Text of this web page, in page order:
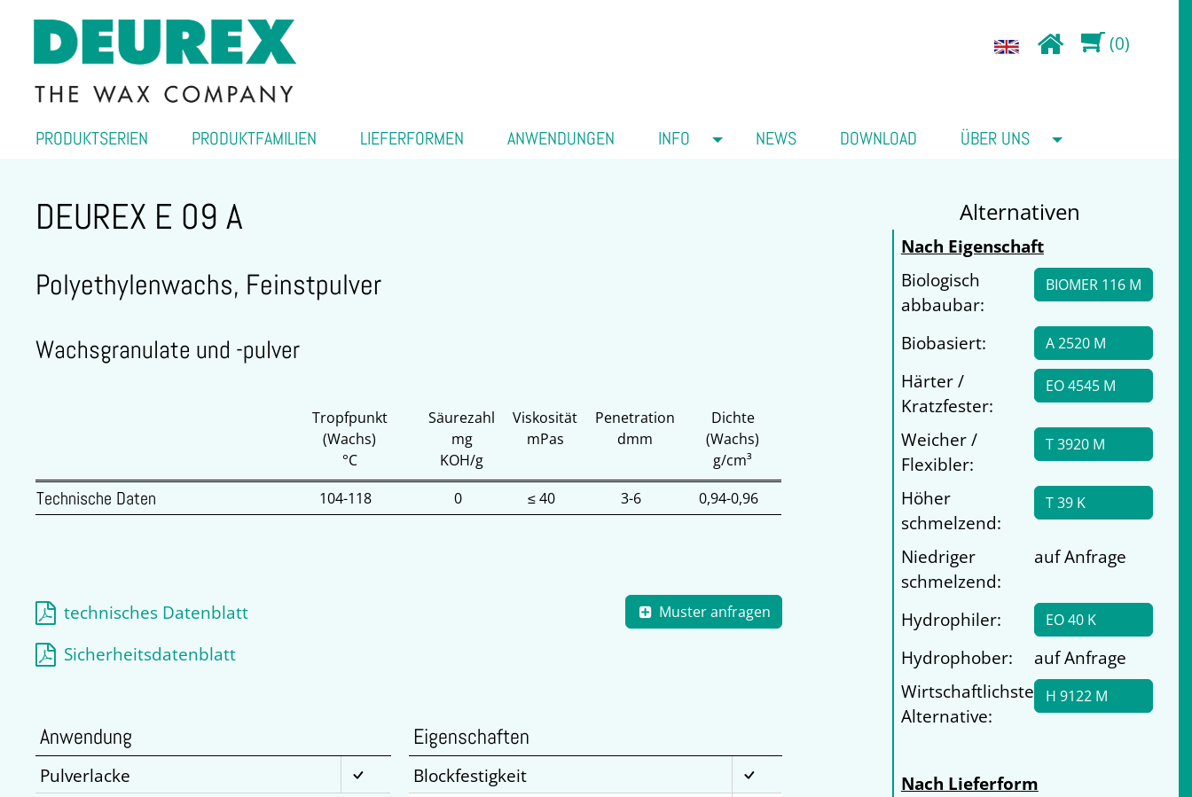
(0)
PRODUKTSERIEN PRODUKTFAMILIEN LIEFERFORMEN ANWENDUNGEN INFO NEWS DOWNLOAD ÜBER UNS
DEUREX E 09 A
Polyethylenwachs, Feinstpulver
Wachsgranulate und -pulver
Tropfpunkt
(Wachs)
°C
Säurezahl
mg
KOH/g
Viskosität
mPas
Penetration
dmm
Dichte
(Wachs)
g/cm³
Technische Daten 104-118 0 ≤ 40 3-6 0,94-0,96
technisches Datenblatt
Sicherheitsdatenblatt
Muster anfragen
Anwendung
Pulverlacke
Eigenschaften
Blockfestigkeit
Alternativen
Nach Eigenschaft
Biologisch
abbaubar:
BIOMER 116 M
Biobasiert: A 2520 M
Härter /
Kratzfester:
EO 4545 M
Weicher /
Flexibler:
T 3920 M
Höher
schmelzend:
T 39 K
Niedriger
schmelzend:
auf Anfrage
Hydrophiler: EO 40 K
Hydrophober:
auf Anfrage
Wirtschaftlichste
Alternative:
H 9122 M
Nach Lieferform